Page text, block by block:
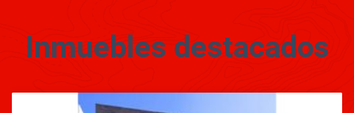
Inmuebles destacados